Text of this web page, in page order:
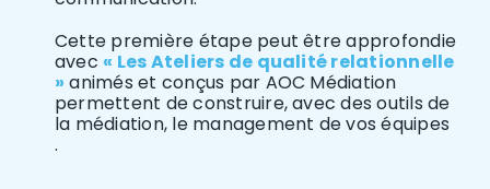
Cette première étape peut être approfondie
avec « Les Ateliers de qualité relationnelle
» animés et conçus par AOC Médiation
permettent de construire, avec des outils de
la médiation, le management de vos équipes
.